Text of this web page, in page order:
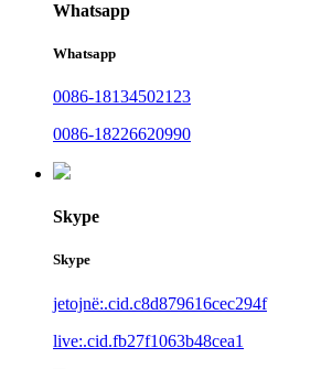
Whatsapp
Whatsapp
0086-18134502123
0086-18226620990
Skype
Skype
jetojnë:.cid.c8d879616cec294f
live:.cid.fb27f1063b48cea1